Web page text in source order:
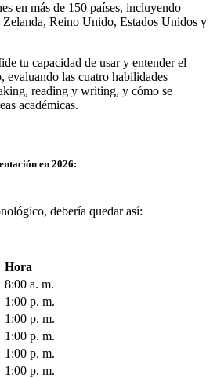
en más de 150 países, incluyendo
Reino Unido, Estados Unidos y
tu capacidad de usar y entender el
evaluando las cuatro habilidades
reading y writing, y cómo se
académicas.
en 2026:
debería quedar así:
Hora
8:00 a. m.
1:00 p. m.
1:00 p. m.
1:00 p. m.
1:00 p. m.
1:00 p. m.